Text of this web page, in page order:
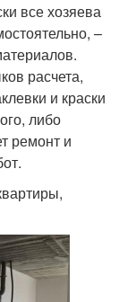
все хозяева
–
расчета,
и краски
либо
ремонт и